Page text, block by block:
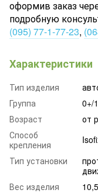
оформив заказ
подробную
(095) 77-1-77-23,
Характеристики
Тип изделия
Группа
0+/
Возраст
от
Способ
крепления
Тип установки
Вес изделия